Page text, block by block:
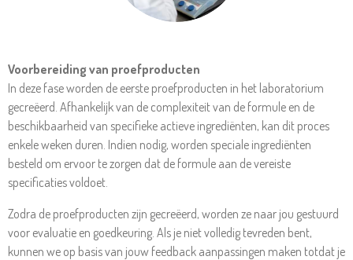
Voorbereiding van proefproducten
In deze fase worden de eerste proefproducten in het laboratorium
gecreëerd. Afhankelijk van de complexiteit van de formule en de
beschikbaarheid van specifieke actieve ingrediënten, kan dit proces
enkele weken duren. Indien nodig, worden speciale ingrediënten
besteld om ervoor te zorgen dat de formule aan de vereiste
specificaties voldoet.
Zodra de proefproducten zijn gecreëerd, worden ze naar jou gestuurd
voor evaluatie en goedkeuring. Als je niet volledig tevreden bent,
kunnen we op basis van jouw feedback aanpassingen maken totdat je